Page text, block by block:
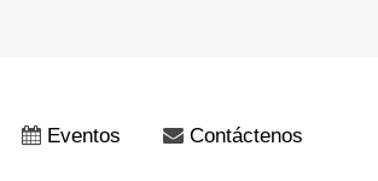
Eventos Contáctenos